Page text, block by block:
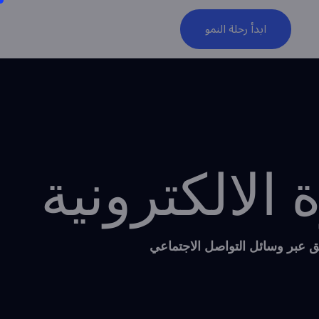
ابدأ رحلة النمو
عبر وسائل التواصل الاجتماعي